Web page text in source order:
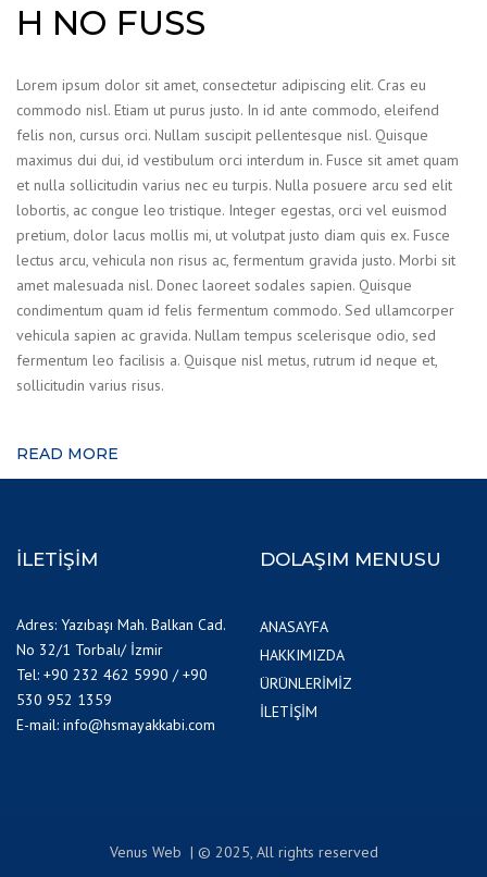
H NO FUSS
Lorem ipsum dolor sit amet, consectetur adipiscing elit. Cras eu
commodo nisl. Etiam ut purus justo. In id ante commodo, eleifend
felis non, cursus orci. Nullam suscipit pellentesque nisl. Quisque
maximus dui dui, id vestibulum orci interdum in. Fusce sit amet quam
et nulla sollicitudin varius nec eu turpis. Nulla posuere arcu sed elit
lobortis, ac congue leo tristique. Integer egestas, orci vel euismod
pretium, dolor lacus mollis mi, ut volutpat justo diam quis ex. Fusce
lectus arcu, vehicula non risus ac, fermentum gravida justo. Morbi sit
amet malesuada nisl. Donec laoreet sodales sapien. Quisque
condimentum quam id felis fermentum commodo. Sed ullamcorper
vehicula sapien ac gravida. Nullam tempus scelerisque odio, sed
fermentum leo facilisis a. Quisque nisl metus, rutrum id neque et,
sollicitudin varius risus.
READ MORE
İLETİŞİM
Adres: Yazıbaşı Mah. Balkan Cad.
No 32/1 Torbalı/ İzmir
Tel: +90 232 462 5990 / +90
530 952 1359
E-mail: info@hsmayakkabi.com
DOLAŞIM MENUSU
ANASAYFA
HAKKIMIZDA
ÜRÜNLERİMİZ
İLETİŞİM
Venus Web | © 2025, All rights reserved